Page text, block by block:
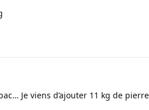
Je viens d’ajouter 11 kg de